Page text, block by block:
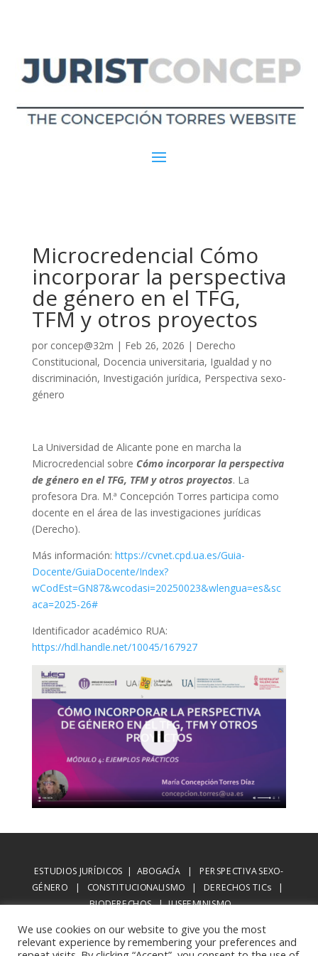
Microcredencial Cómo
incorporar la perspectiva
de género en el TFG,
TFM y otros proyectos
por concep@32m | Feb 26, 2026 | Derecho
Constitucional, Docencia universitaria, Igualdad y no
discriminación, Investigación jurídica, Perspectiva sexo-
género
La Universidad de Alicante pone en marcha la
Microcredencial sobre Cómo incorporar la perspectiva
de género en el TFG, TFM y otros proyectos. La
profesora Dra. M.ª Concepción Torres participa como
docente en el área de las investigaciones jurídicas
(Derecho).
Más información: https://cvnet.cpd.ua.es/Guia-
Docente/GuiaDocente/Index?
wCodEst=GN87&wcodasi=20250023&wlengua=es&sc
aca=2025-26#
Identificador académico RUA:
https://hdl.handle.net/10045/167927
ESTUDIOS JURÍDICOS | ABOGACÍA | PERSPECTIVA SEXO-
GÉNERO | CONSTITUCIONALISMO | DERECHOS TICs |
BIODERECHOS | IUSFEMINISMO
Aviso legal
We use cookies on our website to give you the most
relevant experience by remembering your preferences and